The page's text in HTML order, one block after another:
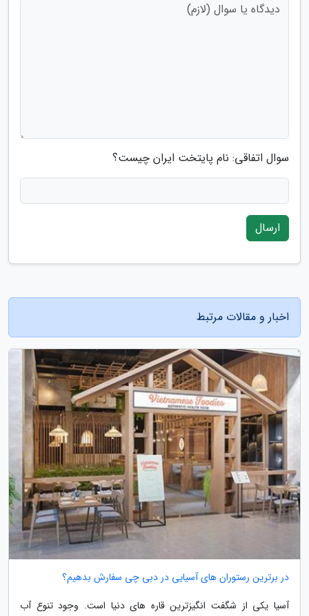
سوال اتفاقی: نام پایتخت ایران چیست؟
ارسال
اخبار و مقالات مرتبط
در برترین رستوران های آسیایی در دبی چی سفارش بدهیم؟
آسیا یکی از شگفت انگیزترین قاره های دنیا است. وجود تنوع آب